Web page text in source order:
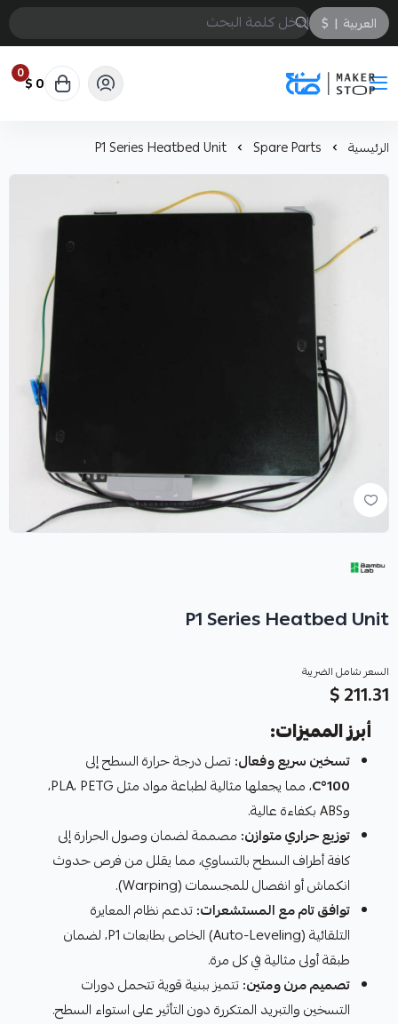
العربية |
$
صانع
0 0 $
الرئيسية Spare Parts
P1 Series Heatbed Unit
P1 Series Heatbed Unit
السعر شامل الضريبة
211.31 $
أبرز المميزات:
تسخين سريع وفعال:تصل درجة حرارة السطح إلى
100°C
، مما يجعلها مثالية لطباعة مواد مثل PLA، PETG،
وABS بكفاءة عالية.
توزيع حراري متوازن: مصممة لضمان وصول الحرارة إلى
كافة أطراف السطح بالتساوي، مما يقلل من فرص حدوث
انكماش أو انفصال للمجسمات (Warping).
توافق تام مع المستشعرات:تدعم نظام المعايرة
التلقائية (Auto-Leveling) الخاص بطابعات P1، لضمان
طبقة أولى مثالية في كل مرة.
تصميم مرن ومتين:تتميز ببنية قوية تتحمل دورات
التسخين والتبريد المتكررة دون التأثير على استواء السطح.